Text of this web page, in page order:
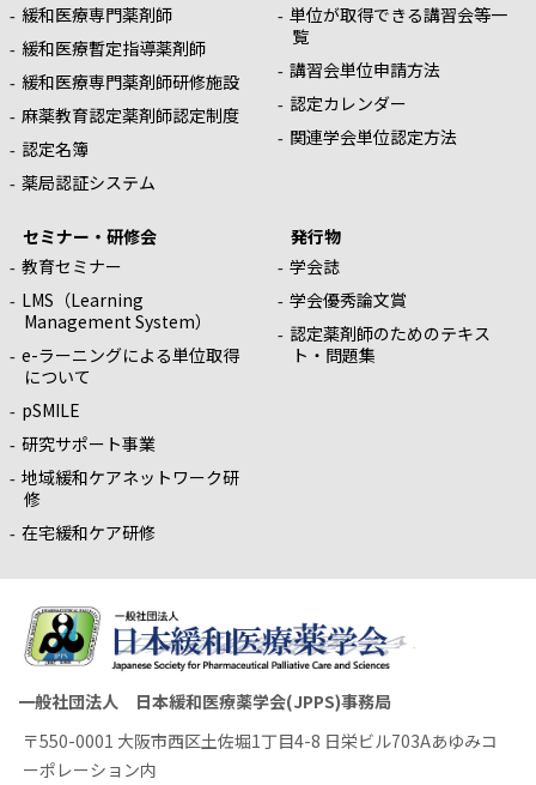
緩和医療専門薬剤師
緩和医療暫定指導薬剤師
緩和医療専門薬剤師研修施設
麻薬教育認定薬剤師認定制度
認定名簿
薬局認証システム
単位が取得できる講習会等一
覧
講習会単位申請方法
認定カレンダー
関連学会単位認定方法
セミナー・研修会
教育セミナー
LMS（Learning
Management System）
e-ラーニングによる単位取得
について
pSMILE
研究サポート事業
地域緩和ケアネットワーク研
修
在宅緩和ケア研修
発行物
学会誌
学会優秀論文賞
認定薬剤師のためのテキス
ト・問題集
一般社団法人 日本緩和医療薬学会(JPPS)事務局
〒550-0001 大阪市西区土佐堀1丁目4-8 日栄ビル703Aあゆみコ
ーポレーション内